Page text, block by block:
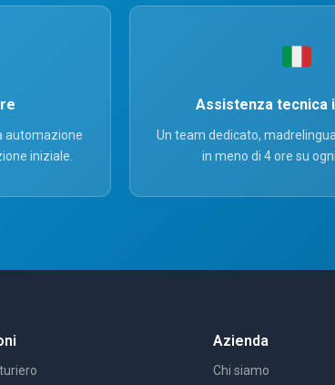
automazione
iniziale.
Assistenza tecnica
Un team dedicato,
in meno di 4 ore su
Azienda
Chi siamo